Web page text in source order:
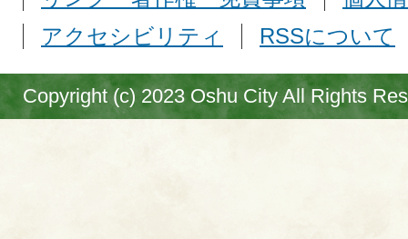
アクセシビリティ
RSSについて
Copyright (c) 2023 Oshu City All Rights